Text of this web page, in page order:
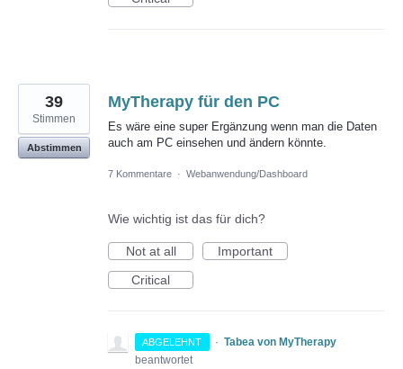
MyTherapy für den PC
Es wäre eine super Ergänzung wenn man die Daten
auch am PC einsehen und ändern könnte.
39
Stimmen
Abstimmen
7 Kommentare · Webanwendung/Dashboard
Wie wichtig ist das für dich?
Not at all
Important
Critical
ABGELEHNT · Tabea von MyTherapy
beantwortet